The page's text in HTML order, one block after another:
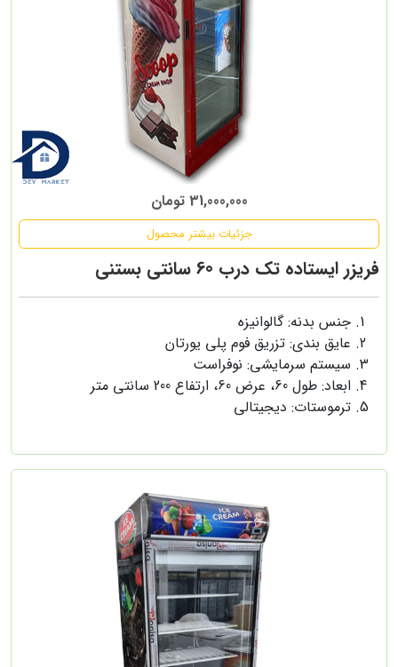
31,000,000 تومان
جزئیات بیشتر محصول
فریزر ایستاده تک درب 60 سانتی بستنی
جنس بدنه: گالوانیزه
عایق بندی: تزریق فوم پلی یورتان
سیستم سرمایشی: نوفراست
ابعاد: طول 60، عرض 60، ارتفاع 200 سانتی متر
ترموستات: دیجیتالی